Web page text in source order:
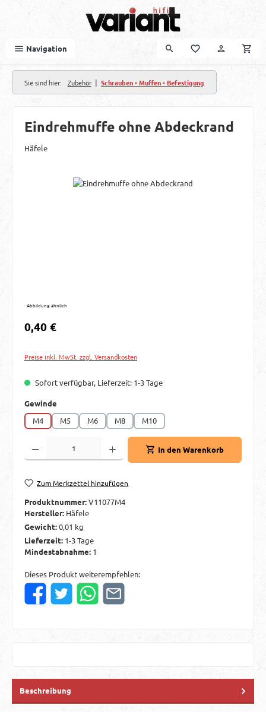
Navigation
Sie sind hier: Zubehör | Schrauben - Muffen - Befestigung
Eindrehmuffe ohne Abdeckrand
Häfele
Bildergalerie überspringen
Abbildung ähnlich
Regulärer Preis:
0,40 €
Preise inkl. MwSt. zzgl. Versandkosten
Sofort verfügbar, Lieferzeit: 1-3 Tage
Gewinde
M4
M5 M6 M8 M10
Produkt Anzahl: Gib den gewünschten Wert ein oder benutze die Schaltflächen
In den Warenkorb
Zum Merkzettel hinzufügen
Produktnummer:V11077M4
Hersteller: Häfele
Gewicht:0,01 kg
Lieferzeit: 1-3 Tage
Mindestabnahme: 1
Dieses Produkt weiterempfehlen:
Beschreibung